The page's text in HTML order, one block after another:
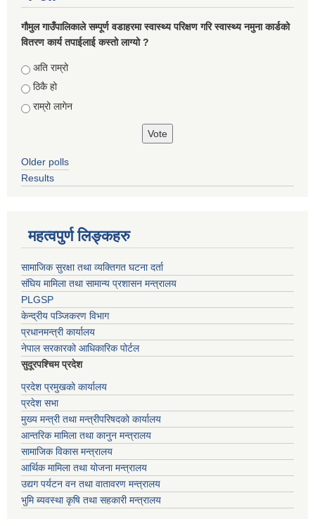
गौमुल गाउँपालिकाले सम्पूर्ण वडाहरमा स्वास्थ्य परिक्षण गरि स्वास्थ्य नमुना कार्डको
वितरण कार्य तपाईलाई कस्तो लाग्यो ?
Choices
अति राम्रो
ठिकै हो
राम्रो लागेन
Older polls
Results
महत्वपुर्ण लिङ्कहरु
सामाजिक सुरक्षा तथा व्यक्तिगत घटना दर्ता
संघिय मामिला तथा सामान्य प्रशासन मन्त्रालय
PLGSP
केन्द्रीय पञ्जिकरण विभाग
प्रधानमन्त्री कार्यालय
नेपाल सरकारको आधिकारिक पोर्टल
सुदूरपश्चिम प्रदेश
प्रदेश प्रमुखको कार्यालय
प्रदेश सभा
मुख्य मन्त्री तथा मन्त्रीपरिषदको कार्यालय
आन्तरिक मामिला तथा कानुन मन्त्रालय
सामाजिक विकास मन्त्रालय
आर्थिक मामिला तथा योजना मन्त्रालय
उद्यग पर्यटन वन तथा वातावरण मन्त्रालय
भुमि ब्यवस्था कृषि तथा सहकारी मन्त्रालय